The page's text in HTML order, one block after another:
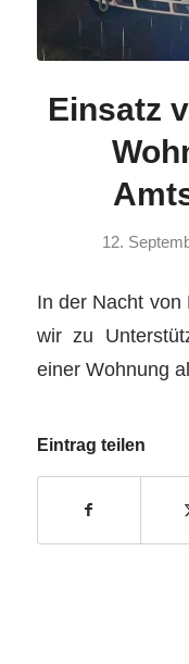
Einsatz
12.
In der Nacht von
wir zu
einer Wohnung
Eintrag teilen